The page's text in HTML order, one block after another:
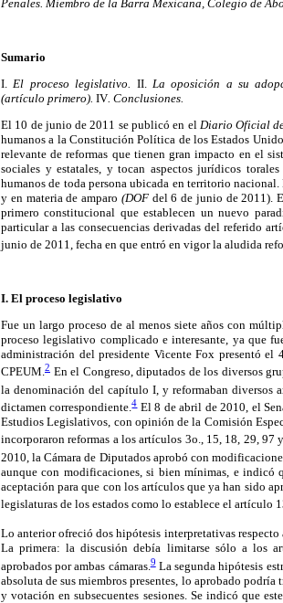
Penales. Miembro de la Barra Mexicana, Colegio de
Sumario
I. El proceso legislativo. II. La oposición a su
(artículo primero). IV . Conclusiones.
El 10 de junio de 2011 se publicó en el Diario Oficial
humanos a la Constitución Política de los Estados
relevante de reformas que tienen gran impacto en el
sociales y estatales, y tocan aspectos jurídicos
humanos de toda persona ubicada en territorio
y en materia de amparo (DOFdel 6 de junio de 2011).
primero constitucional que establecen un nuevo
particular a las consecuencias derivadas del referido
junio de 2011, fecha en que entró en vigor la aludida
I. El proceso legislativo
Fue un largo proceso de al menos siete años con
proceso legislativo complicado e interesante, ya que
administración del presidente Vicente Fox presentó
CPEUM.2 En el Congreso, diputados de los diversos
la denominación del capítulo I, y reformaban diversos
dictamen correspondiente.4El 8 de abril de 2010, el
Estudios Legislativos, con opinión de la Comisión
incorporaron reformas a los artículos 3o., 15, 18, 29,
2010, la Cámara de Diputados aprobó con
aunque con modificaciones, si bien mínimas, e indicó
aceptación para que con los artículos que ya han sido
legislaturas de los estados como lo establece el artículo
Lo anterior ofreció dos hipótesis interpretativas
La primera: la discusión debía limitarse sólo a los
aprobados por ambas cámaras.9La segunda hipótesis
absoluta de sus miembros presentes, lo aprobado
y votación en subsecuentes sesiones. Se indicó que